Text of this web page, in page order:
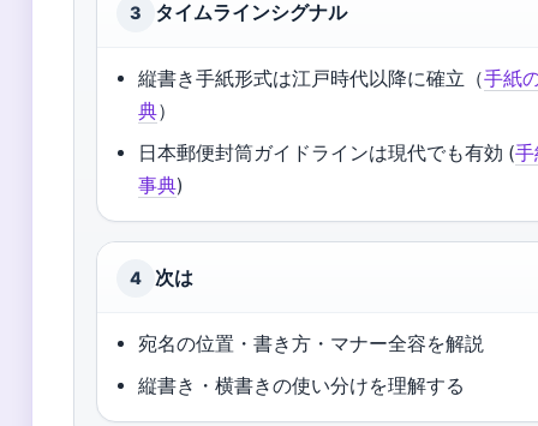
3 タイムラインシグナル
縦書き手紙形式は江戸時代以降に確立（手紙
典）
日本郵便封筒ガイドラインは現代でも有効 (
事典)
4 次は
宛名の位置・書き方・マナー全容を解説
縦書き・横書きの使い分けを理解する